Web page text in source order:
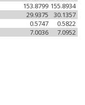
155.8934
153.8799
30.1357
29.9375
0.5822
0.5747
7.0952
7.0036